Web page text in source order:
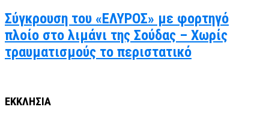
Σύγκρουση του «ΕΛΥΡΟΣ» με φορτηγό
πλοίο στο λιμάνι της Σούδας – Χωρίς
τραυματισμούς το περιστατικό
ΕΚΚΛΗΣΙΑ